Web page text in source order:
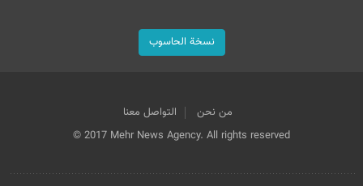
نسخة الحاسوب
من نحن
التواصل معنا
© 2017 Mehr News Agency. All rights reserved